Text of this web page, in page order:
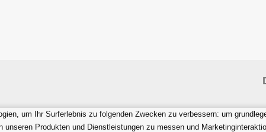
um Ihr Surferlebnis zu folgenden Zwecken zu verbessern: um
unseren Produkten und Dienstleistungen zu messen und
" FIRMENCHALLENGEÖSTERREICH "
website bybestHeads